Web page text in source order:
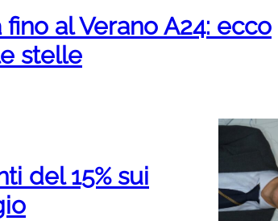
fino al Verano A24: ecco
stelle
del 15% sui